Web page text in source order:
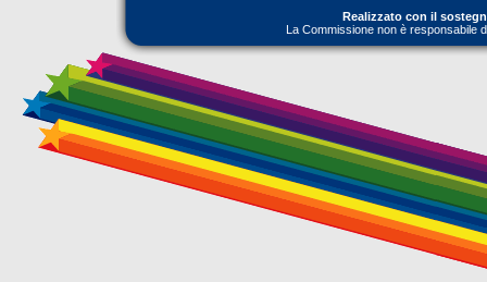
Realizzato con il
La Commissione non è responsabile